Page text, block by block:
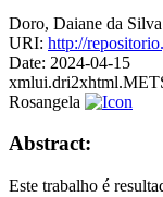
Doro, Daiane da Silva
URI: http://
Date: 2024-04-15
Rosangela
Abstract:
Este trabalho é